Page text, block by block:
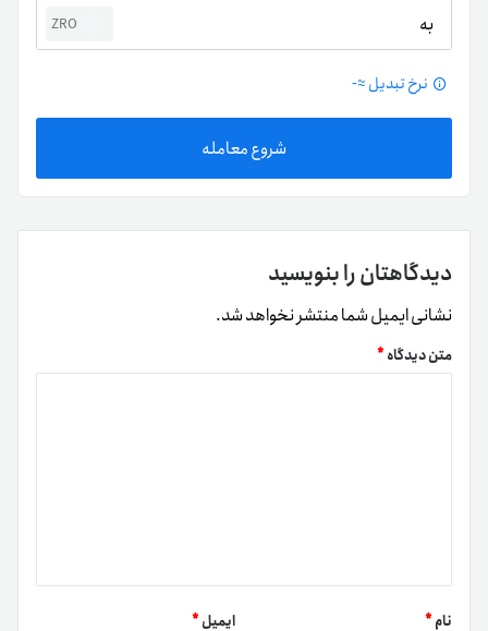
به ZRO
نرخ تبدیل ≈-
شروع معامله
دیدگاهتان را بنویسید
نشانی ایمیل شما منتشر نخواهد شد.
متن دیدگاه*
نام* ایمیل*